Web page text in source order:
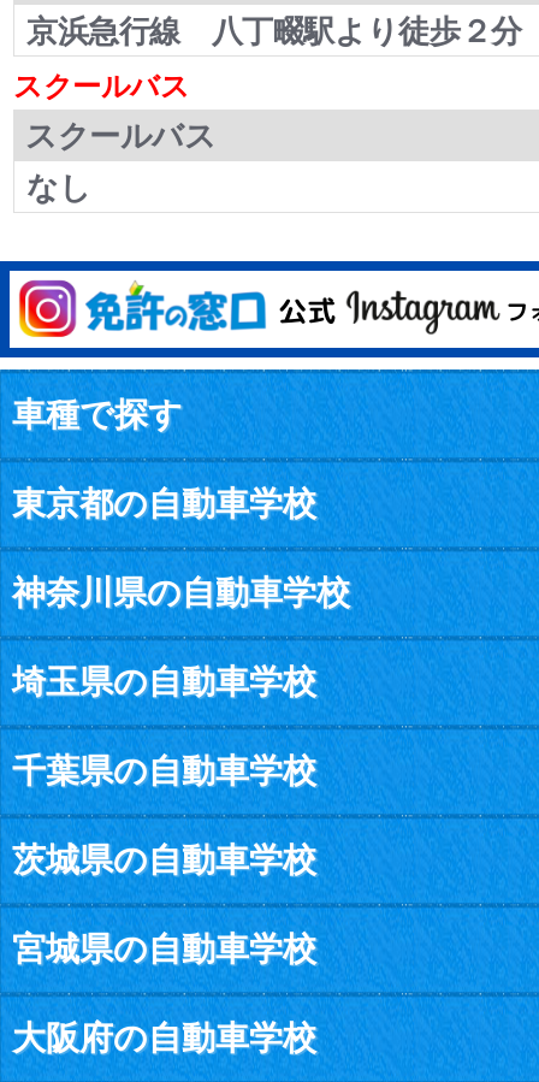
京浜急行線 八丁畷駅より徒歩２分
スクールバス
スクールバス
なし
車種で探す
東京都の自動車学校
神奈川県の自動車学校
埼玉県の自動車学校
千葉県の自動車学校
茨城県の自動車学校
宮城県の自動車学校
大阪府の自動車学校